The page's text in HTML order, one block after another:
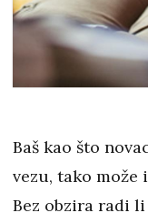
Baš kao što
vezu, tako može i
Bez obzira radi